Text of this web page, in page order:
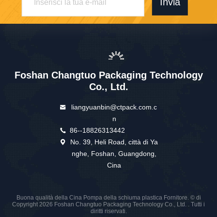
Foshan Changtuo Packaging Technology
Co., Ltd.
liangyuanbin@ctpack.com.c
n
86--18826313442
No. 39, Heli Road, città di Ya
nghe, Foshan, Guangdong,
Cina
Buona qualità della Cina Pompa della schiuma plastica Fornitore. © di
Copyright 2026 Foshan Changtuo Packaging Technology Co., Ltd. . Tutti i
diritti riservati.